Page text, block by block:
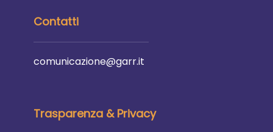
Contatti
comunicazione@garr.it
Trasparenza & Privacy